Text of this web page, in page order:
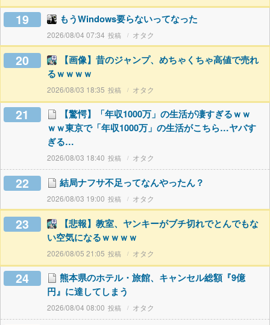
19 もうWindows要らないってなった
2026/08/04 07:34 オタク
20
【画像】昔のジャンプ、めちゃくちゃ高値で売れ
るｗｗｗｗ
2026/08/03 18:35 オタク
21
【驚愕】「年収1000万」の生活が凄すぎるｗｗ
ｗｗ東京で「年収1000万」の生活がこちら…ヤバす
ぎる…
2026/08/03 18:40 オタク
22 結局ナフサ不足ってなんやったん？
2026/08/03 19:00 オタク
23
【悲報】教室、ヤンキーがブチ切れでとんでもな
い空気になるｗｗｗｗ
2026/08/05 21:05 オタク
24
熊本県のホテル・旅館、キャンセル総額『9億
円』に達してしまう
2026/08/04 08:00 オタク